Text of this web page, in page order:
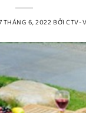
THÁNG 6, 2022 BỞICTV-V